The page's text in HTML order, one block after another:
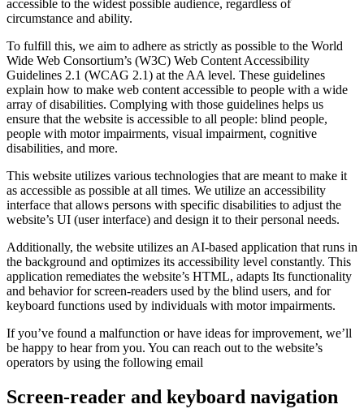
accessible to the widest possible audience, regardless of
circumstance and ability.
To fulfill this, we aim to adhere as strictly as possible to the World
Wide Web Consortium’s (W3C) Web Content Accessibility
Guidelines 2.1 (WCAG 2.1) at the AA level. These guidelines
explain how to make web content accessible to people with a wide
array of disabilities. Complying with those guidelines helps us
ensure that the website is accessible to all people: blind people,
people with motor impairments, visual impairment, cognitive
disabilities, and more.
This website utilizes various technologies that are meant to make it
as accessible as possible at all times. We utilize an accessibility
interface that allows persons with specific disabilities to adjust the
website’s UI (user interface) and design it to their personal needs.
Additionally, the website utilizes an AI-based application that runs in
the background and optimizes its accessibility level constantly. This
application remediates the website’s HTML, adapts Its functionality
and behavior for screen-readers used by the blind users, and for
keyboard functions used by individuals with motor impairments.
If you’ve found a malfunction or have ideas for improvement, we’ll
be happy to hear from you. You can reach out to the website’s
operators by using the following email
Screen-reader and keyboard navigation